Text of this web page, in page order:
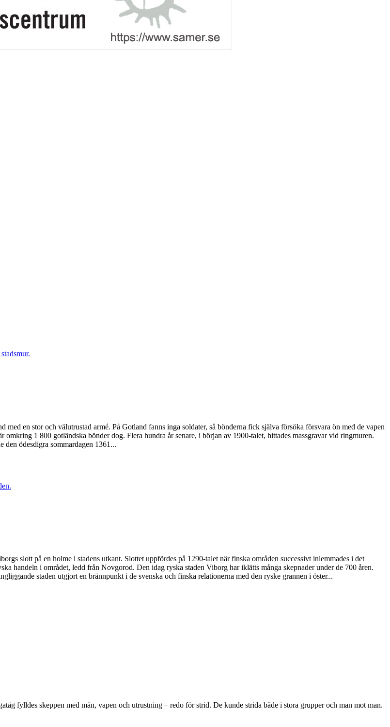
en stor och välutrustad armé. På Gotland fanns inga soldater, så bönderna fick själva försöka försvara ön med de vapen
1 800 gotländska bönder dog. Flera hundra år senare, i början av 1900-talet, hittades massgravar vid ringmuren.
ödesdigra sommardagen 1361...
slott på en holme i stadens utkant. Slottet uppfördes på 1290-talet när finska områden successivt inlemmades i det
handeln i området, ledd från Novgorod. Den idag ryska staden Viborg har iklätts många skepnader under de 700 åren.
staden utgjort en brännpunkt i de svenska och finska relationerna med den ryske grannen i öster...
fylldes skeppen med män, vapen och utrustning – redo för strid. De kunde strida både i stora grupper och man mot man.